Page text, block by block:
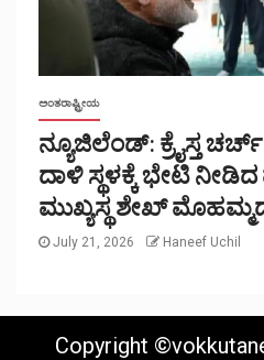
ಅಂತರಾಷ್ಟ್ರೀಯ
ನ್ಯೂಜಿಲೆಂಡ್: ಕ್ರೈಸ್ತ
ದಾಳಿ ಸ್ಥಳಕ್ಕೆ ಭೇಟಿ
ಮುಖ್ಯಸ್ಥ ಶೇಖ್
July 21, 2026 Haneef Uchil
Copyright